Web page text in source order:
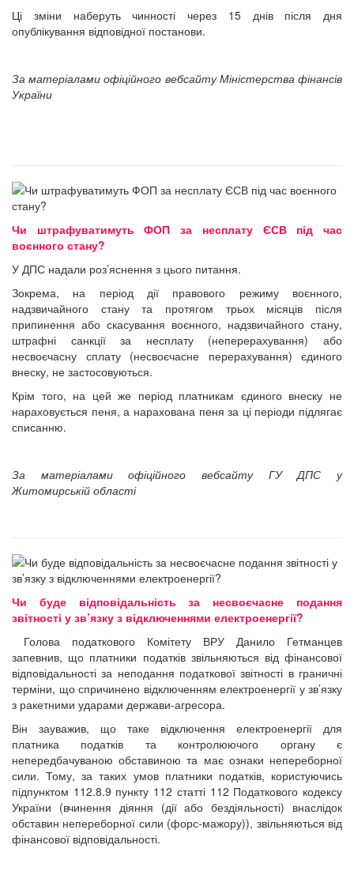
Ці зміни наберуть чинності через 15 днів після дня
опублікування відповідної постанови.
За матеріалами офіційного вебсайту Міністерства фінансів
України
Чи штрафуватимуть ФОП за несплату ЄСВ під час
воєнного стану?
У ДПС надали роз’яснення з цього питання.
Зокрема, на період дії правового режиму воєнного,
надзвичайного стану та протягом трьох місяців після
припинення або скасування воєнного, надзвичайного стану,
штрафні санкції за несплату (неперерахування) або
несвоєчасну сплату (несвоєчасне перерахування) єдиного
внеску, не застосовуються.
Крім того, на цей же період платникам єдиного внеску не
нараховується пеня, а нарахована пеня за ці періоди підлягає
списанню.
За матеріалами офіційного вебсайту ГУ ДПС у
Житомирській області
Чи буде відповідальність за несвоєчасне подання
звітності у зв’язку з відключеннями електроенергії?
Голова податкового Комітету ВРУ Данило Гетманцев
запевнив, що платники податків звільняються від фінансової
відповідальності за неподання податкової звітності в граничні
терміни, що спричинено відключенням електроенергії у зв’язку
з ракетними ударами держави-агресора.
Він зауважив, що таке відключення електроенергії для
платника податків та контролюючого органу є
непередбачуваною обставиною та має ознаки непереборної
сили. Тому, за таких умов платники податків, користуючись
підпунктом 112.8.9 пункту 112 статті 112 Податкового кодексу
України (вчинення діяння (дії або бездіяльності) внаслідок
обставин непереборної сили (форс-мажору)), звільняються від
фінансової відповідальності.